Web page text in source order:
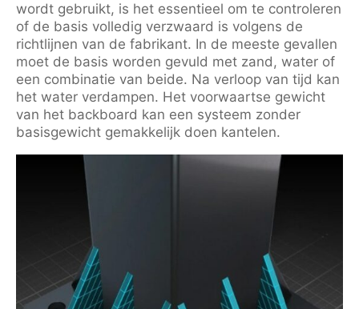
wordt gebruikt, is het essentieel om te controleren
of de basis volledig verzwaard is volgens de
richtlijnen van de fabrikant. In de meeste gevallen
moet de basis worden gevuld met zand, water of
een combinatie van beide. Na verloop van tijd kan
het water verdampen. Het voorwaartse gewicht
van het backboard kan een systeem zonder
basisgewicht gemakkelijk doen kantelen.